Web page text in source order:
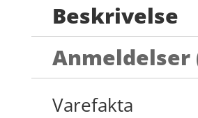
Beskrivelse
Anmeldelser
Varefakta